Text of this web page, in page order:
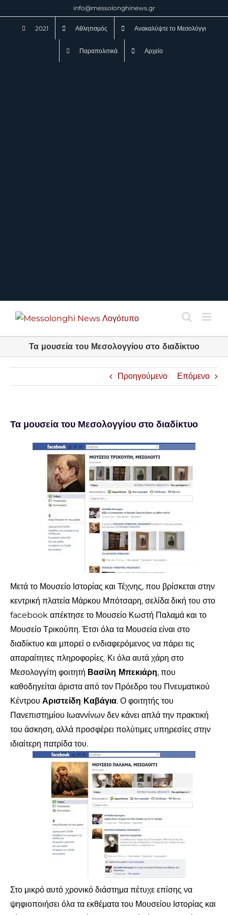
info@messolonghinews.gr
2021 Αθλητισμός Ανακαλύψτε το Μεσολόγγι
Παραπολιτικά Αρχείο
Τα μουσεία του Μεσολογγίου στο διαδίκτυο
Προηγούμενο Επόμενο
Τα μουσεία του Μεσολογγίου στο διαδίκτυο
Μετά το Μουσείο Ιστορίας και Τέχνης, που βρίσκεται στην
κεντρική πλατεία Μάρκου Μπότσαρη, σελίδα δική του στο
facebook απέκτησε το Μουσείο Κωστή Παλαμά και το
Μουσείο Τρικούπη. Έτσι όλα τα Μουσεία είναι στο
διαδίκτυο και μπορεί ο ενδιαφερόμενος να πάρει τις
απαραίτητες πληροφορίες. Κι όλα αυτά χάρη στο
Μεσολογγίτη φοιτητή Βασίλη Μπεκιάρη, που
καθοδηγείται άριστα από τον Πρόεδρο του Πνευματικού
Κέντρου Αριστείδη Καβάγια. Ο φοιτητής του
Πανεπιστημίου Ιωαννίνων δεν κάνει απλά την πρακτική
του άσκηση, αλλά προσφέρει πολύτιμες υπηρεσίες στην
ιδιαίτερη πατρίδα του.
Στο μικρό αυτό χρονικό διάστημα πέτυχε επίσης να
ψηφιοποιήσει όλα τα εκθέματα του Μουσείου Ιστορίας και